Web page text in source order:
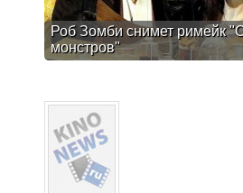
Роб Зомби снимет римейк
монстров"